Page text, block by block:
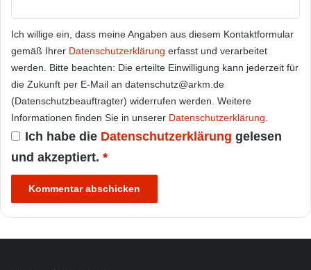
Ich willige ein, dass meine Angaben aus diesem Kontaktformular
gemäß Ihrer Datenschutzerklärung erfasst und verarbeitet
werden. Bitte beachten: Die erteilte Einwilligung kann jederzeit für
die Zukunft per E-Mail an datenschutz@arkm.de
(Datenschutzbeauftragter) widerrufen werden. Weitere
Informationen finden Sie in unserer Datenschutzerklärung.
Ich habe die Datenschutzerklärung gelesen
und akzeptiert. *